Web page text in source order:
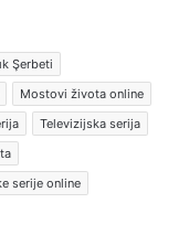
Şerbeti
Mostovi života online
Televizijska serija
serije online